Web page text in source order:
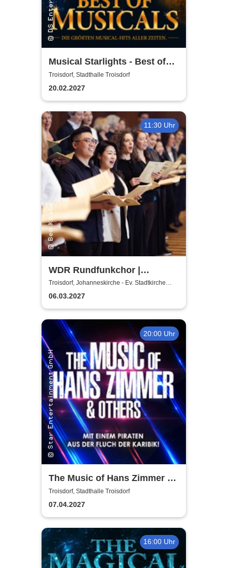
Musical Starlights - Best of
Musicals
Troisdorf, Stadthalle Troisdorf
20.02.2027
11:30 Uhr
WDR Rundfunkchor |
Kommissar Krächz in der
Kirche
Troisdorf, Johanneskirche - Ev. Stadtkirche
Troisdorf
06.03.2027
20:00 Uhr
The Music of Hans Zimmer &
Others - A Celebration of Film
Music
Troisdorf, Stadthalle Troisdorf
07.04.2027
16:00 Uhr